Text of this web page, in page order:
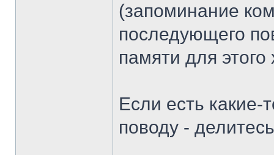
(запоминание
последующего
памяти для этого
Если есть какие-
поводу -